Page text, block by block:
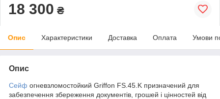
18 300 ₴
Опис Характеристики Доставка Оплата Умови
Опис
Сейф огневзломостойкий Griffon FS.45.K призначений для
забезпечення збереження документів, грошей і цінностей від